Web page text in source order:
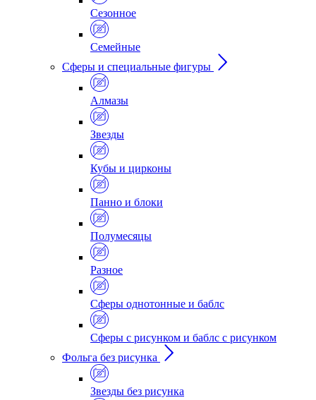
Сезонное
Семейные
Сферы и специальные фигуры
Алмазы
Звезды
Кубы и цирконы
Панно и блоки
Полумесяцы
Разное
Сферы однотонные и баблс
Сферы с рисунком и баблс с рисунком
Фольга без рисунка
Звезды без рисунка